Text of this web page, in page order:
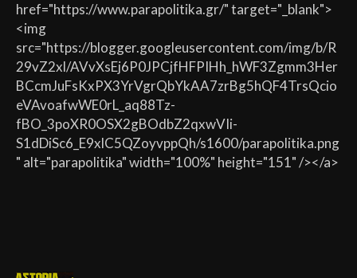
href="https://www.parapolitika.gr/" target="_blank">
<img
src="https://blogger.googleusercontent.com/img/b/R
29vZ2xl/AVvXsEj6P0JPCjfHFPIHh_hWF3Zgmm3Her
BCcmJuFsKxPX3YrVgrQbYkAA7zrBg5hQF4TrsQcio
eVAvoafwWE0rL_aq88Tz-
fBO_3poXR0OSX2gBOdbZ2qxwVIi-
S1dDiSc6_E9xlC5QZoyvppQh/s1600/parapolitika.png
" alt="parapolitika" width="100%" height="151" /></a>